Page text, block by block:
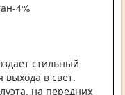
4%
стильный
выхода в свет.
на передних